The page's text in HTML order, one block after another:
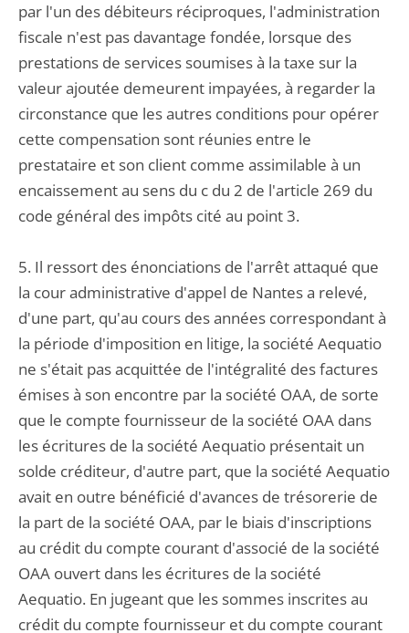
par l'un des débiteurs réciproques, l'administration
fiscale n'est pas davantage fondée, lorsque des
prestations de services soumises à la taxe sur la
valeur ajoutée demeurent impayées, à regarder la
circonstance que les autres conditions pour opérer
cette compensation sont réunies entre le
prestataire et son client comme assimilable à un
encaissement au sens du c du 2 de l'article 269 du
code général des impôts cité au point 3.
5. Il ressort des énonciations de l'arrêt attaqué que
la cour administrative d'appel de Nantes a relevé,
d'une part, qu'au cours des années correspondant à
la période d'imposition en litige, la société Aequatio
ne s'était pas acquittée de l'intégralité des factures
émises à son encontre par la société OAA, de sorte
que le compte fournisseur de la société OAA dans
les écritures de la société Aequatio présentait un
solde créditeur, d'autre part, que la société Aequatio
avait en outre bénéficié d'avances de trésorerie de
la part de la société OAA, par le biais d'inscriptions
au crédit du compte courant d'associé de la société
OAA ouvert dans les écritures de la société
Aequatio. En jugeant que les sommes inscrites au
crédit du compte fournisseur et du compte courant